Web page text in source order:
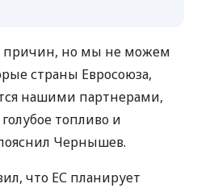
причин, но мы не можем
страны Евросоюза,
нашими партнерами,
топливо и
Чернышев.
что ЕС планирует